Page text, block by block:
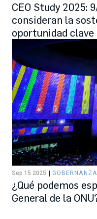
CEO Study 2025:
consideran la
oportunidad clave
Sep 15 2025
¿Qué podemos
General de la